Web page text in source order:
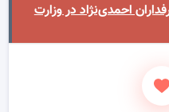
احمدی‌نژاد در وزارت